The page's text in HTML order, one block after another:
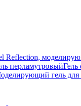
Reflection,
перламутровыйГель
гель для